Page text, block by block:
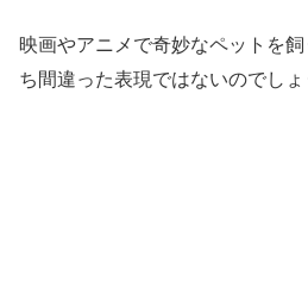
映画やアニメで奇妙なペットを
ち間違った表現ではないのでしょ